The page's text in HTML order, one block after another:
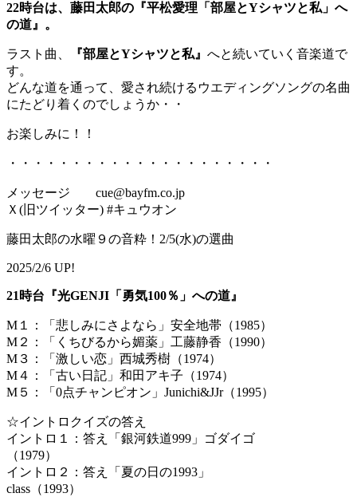
22時台は、藤田太郎の『平松愛理「部屋とYシャツと私」へ
の道』。
ラスト曲、 『部屋とYシャツと私』 へと続いていく音楽道で
す。
どんな道を通って、愛され続けるウエディングソングの名曲
にたどり着くのでしょうか・・
お楽しみに！！
・・・・・・・・・・・・・・・・・・・・・
メッセージ cue@bayfm.co.jp
Ｘ(旧ツイッター) #キュウオン
藤田太郎の水曜９の音粋！2/5(水)の選曲
2025/2/6 UP!
21時台『光GENJI「勇気100％」への道』
M１：「悲しみにさよなら」安全地帯（1985）
M２：「くちびるから媚薬」工藤静香（1990）
M３：「激しい恋」西城秀樹（1974）
M４：「古い日記」和田アキ子（1974）
M５：「0点チャンピオン」Junichi&JJr（1995）
☆イントロクイズの答え
イントロ１：答え「銀河鉄道999」ゴダイゴ
（1979）
イントロ２：答え「夏の日の1993」
class（1993）